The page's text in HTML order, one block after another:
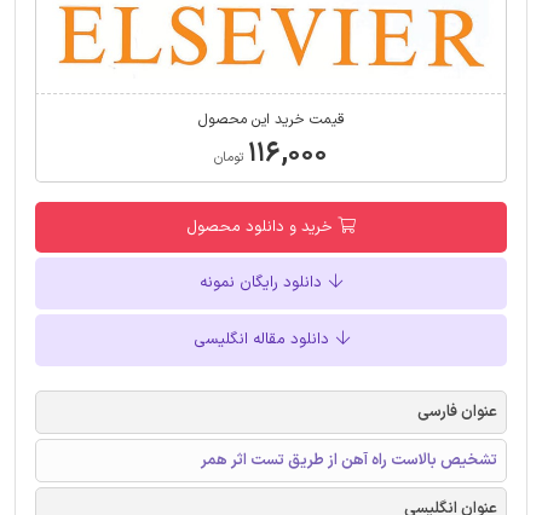
قیمت خرید این محصول
۱۱۶,۰۰۰ تومان
خرید و دانلود محصول
دانلود رایگان نمونه
دانلود مقاله انگلیسی
عنوان فارسی
تشخیص بالاست راه آهن از طریق تست اثر همر
عنوان انگلیسی